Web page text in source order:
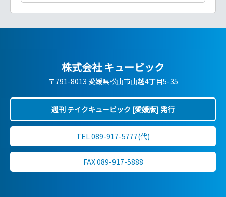
株式会社 キュービック
〒791-8013 愛媛県松山市山越4丁目5-35
週刊 テイクキュービック [愛媛版] 発行
TEL 089-917-5777(代)
FAX 089-917-5888